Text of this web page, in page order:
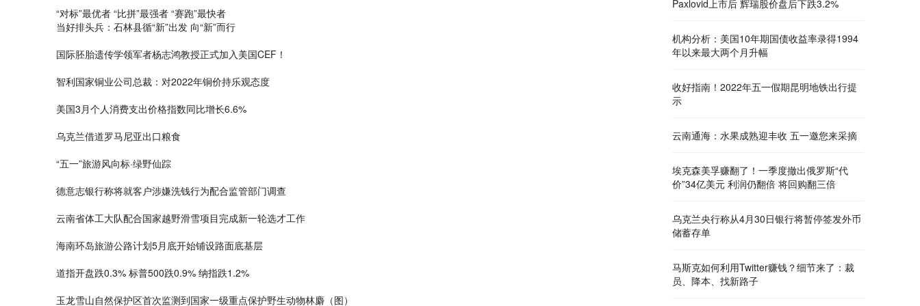
“对标”最优者 “比拼”最强者 “赛跑”最快者
当好排头兵：石林县循“新”出发 向“新”而行
国际胚胎遗传学领军者杨志鸿教授正式加入美国CEF！
智利国家铜业公司总裁：对2022年铜价持乐观态度
美国3月个人消费支出价格指数同比增长6.6%
乌克兰借道罗马尼亚出口粮食
“五一”旅游风向标·绿野仙踪
德意志银行称将就客户涉嫌洗钱行为配合监管部门调查
云南省体工大队配合国家越野滑雪项目完成新一轮选才工作
海南环岛旅游公路计划5月底开始铺设路面底基层
道指开盘跌0.3% 标普500跌0.9% 纳指跌1.2%
玉龙雪山自然保护区首次监测到国家一级重点保护野生动物林麝（图）
Paxlovid上市后 辉瑞股价盘后下跌3.2%
机构分析：美国10年期国债收益率录得1994
年以来最大两个月升幅
收好指南！2022年五一假期昆明地铁出行提
示
云南通海：水果成熟迎丰收 五一邀您来采摘
埃克森美孚赚翻了！一季度撤出俄罗斯“代
价”34亿美元 利润仍翻倍 将回购翻三倍
乌克兰央行称从4月30日银行将暂停签发外币
储蓄存单
马斯克如何利用Twitter赚钱？细节来了：裁
员、降本、找新路子